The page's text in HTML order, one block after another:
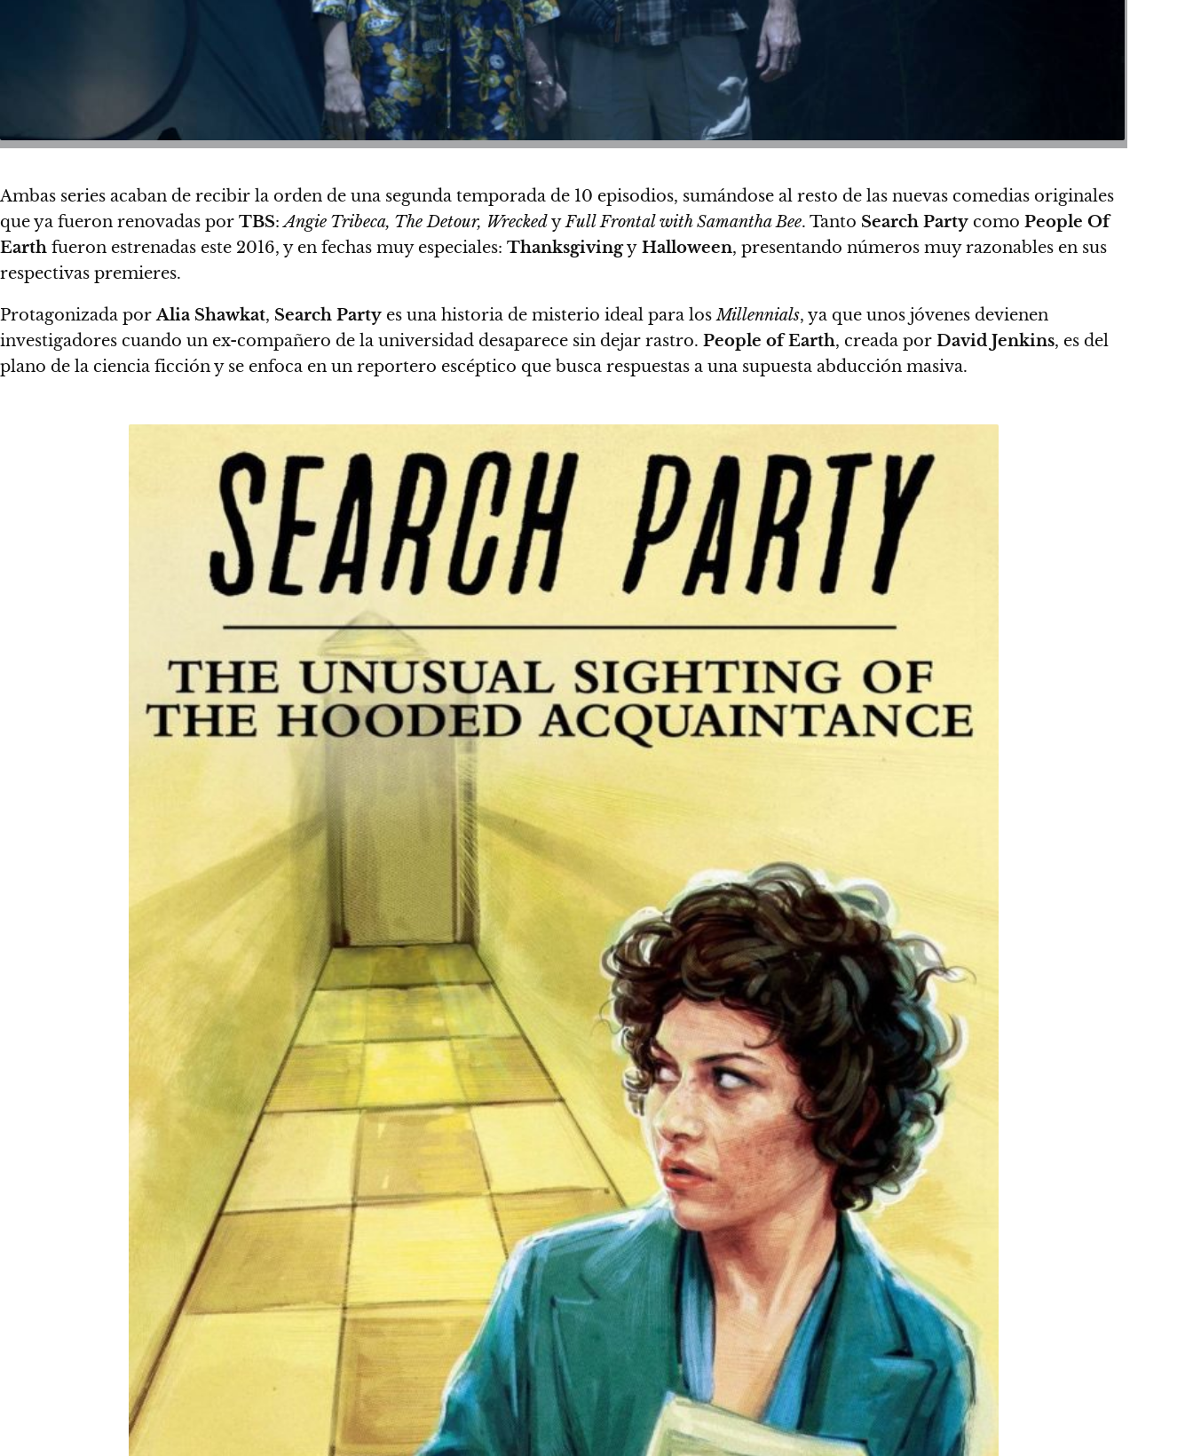
Ambas series acaban de recibir la orden de una segunda temporada de 10 episodios, sumándose al resto de las nuevas comedias originales
que ya fueron renovadas por TBS:Angie Tribeca, The Detour, WreckedyFull Frontal with Samantha Bee. Tanto Search Party como People Of
Earth fueron estrenadas este 2016, y en fechas muy especiales: Thanksgivingy Halloween, presentando números muy razonables en sus
respectivas premieres.
Protagonizada porAlia Shawkat, Search Party es una historia de misterio ideal para losMillennials, ya que unos jóvenes devienen
investigadores cuando un ex-compañero de la universidad desaparece sin dejar rastro. People of Earth, creada por David Jenkins, es del
plano de la ciencia ficción y se enfoca en un reportero escéptico que busca respuestas a una supuesta abducción masiva.